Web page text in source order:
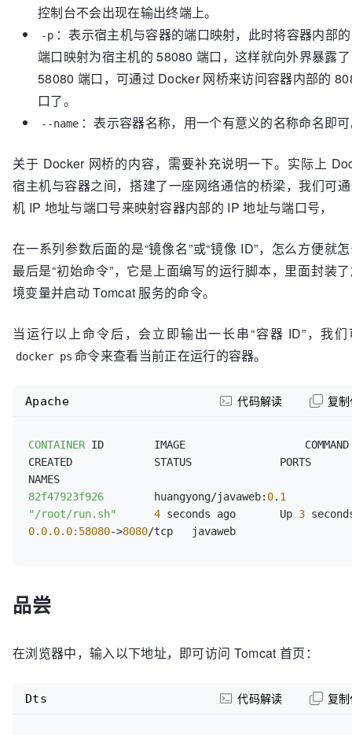
控制台不会出现在输出终端上。
-p ：表示宿主机与容器的端口映射，此时将容器内部
端口映射为宿主机的 58080 端口，这样就向外界暴露了
58080 端口，可通过 Docker 网桥来访问容器内部的
口了。
--name ：表示容器名称，用一个有意义的名称命名即
关于 Docker 网桥的内容，需要补充说明一下。实际上
宿主机与容器之间，搭建了一座网络通信的桥梁，我们可
机 IP 地址与端口号来映射容器内部的 IP 地址与端口号，
在一系列参数后面的是“镜像名”或“镜像 ID”，怎么方便就
最后是“初始命令”，它是上面编写的运行脚本，里面封装
境变量并启动 Tomcat 服务的命令。
当运行以上命令后，会立即输出一长串“容器 ID”，我
docker ps 命令来查看当前正在运行的容器。
CONTAINER ID        IMAGE                   COMMAND
CREATED             STATUS              PORTS
82f47923f926
        huangyong/javaweb:
0. 1
"/root/run.sh"
4 seconds ago       Up 3
0.0.0.0:58080->8080
Apache 代码解读 复
品尝
在浏览器中，输入以下地址，即可访问 Tomcat 首页：
Dts 代码解读 复